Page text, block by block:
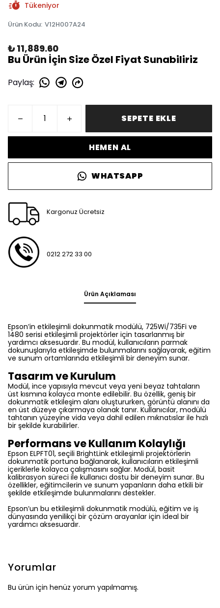
Tükeniyor
Ürün Kodu: V12H007A24
₺ 11,889.60
Bu Ürün İçin Size Özel Fiyat Sunabiliriz
Paylaş:
SEPETE EKLE
HEMEN AL
WHATSAPP
Kargonuz Ücretsiz
0212 272 33 00
Ürün Açıklaması
Epson’in etkileşimli dokunmatik modülü, 725Wi/735Fi ve
1480 serisi etkileşimli projektörler için tasarlanmış bir
yardımcı aksesuardır. Bu modül, kullanıcıların parmak
dokunuşlarıyla etkileşimde bulunmalarını sağlayarak, eğitim
ve sunum ortamlarında etkileşimli bir deneyim sunar.
Tasarım ve Kurulum
Modül, ince yapısıyla mevcut veya yeni beyaz tahtaların
üst kısmına kolayca monte edilebilir. Bu özellik, geniş bir
dokunmatik etkileşim alanı oluştururken, görüntü alanını da
en üst düzeye çıkarmaya olanak tanır. Kullanıcılar, modülü
tahtanın yüzeyine vida veya dahil edilen mıknatıslar ile hızlı
bir şekilde kurabilirler.
Performans ve Kullanım Kolaylığı
Epson ELPFT01, seçili BrightLink etkileşimli projektörlerin
dokunmatik portuna bağlanarak, kullanıcıların etkileşimli
içeriklerle kolayca çalışmasını sağlar. Modül, basit
kalibrasyon süreci ile kullanıcı dostu bir deneyim sunar. Bu
özellikler, eğitimcilerin ve sunum yapanların daha etkili bir
şekilde etkileşimde bulunmalarını destekler.
Epson’un bu etkileşimli dokunmatik modülü, eğitim ve iş
dünyasında yenilikçi bir çözüm arayanlar için ideal bir
yardımcı aksesuardır.
Yorumlar
Bu ürün için henüz yorum yapılmamış.